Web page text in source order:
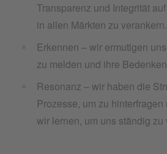
Transparenz und Integrität
in allen Märkten zu verankern.
Erkennen – wir ermutigen
zu melden und ihre
Resonanz – wir haben die
Prozesse, um zu
wir lernen, um uns ständig zu